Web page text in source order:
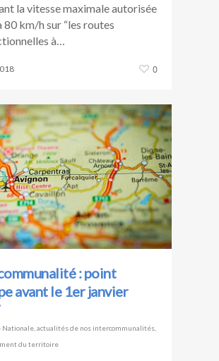
la vitesse maximale autorisée
80 km/h sur “les routes
à…
0
: point
avant le 1er janvier
Nationale actualités de nos intercommunalités
du territoire